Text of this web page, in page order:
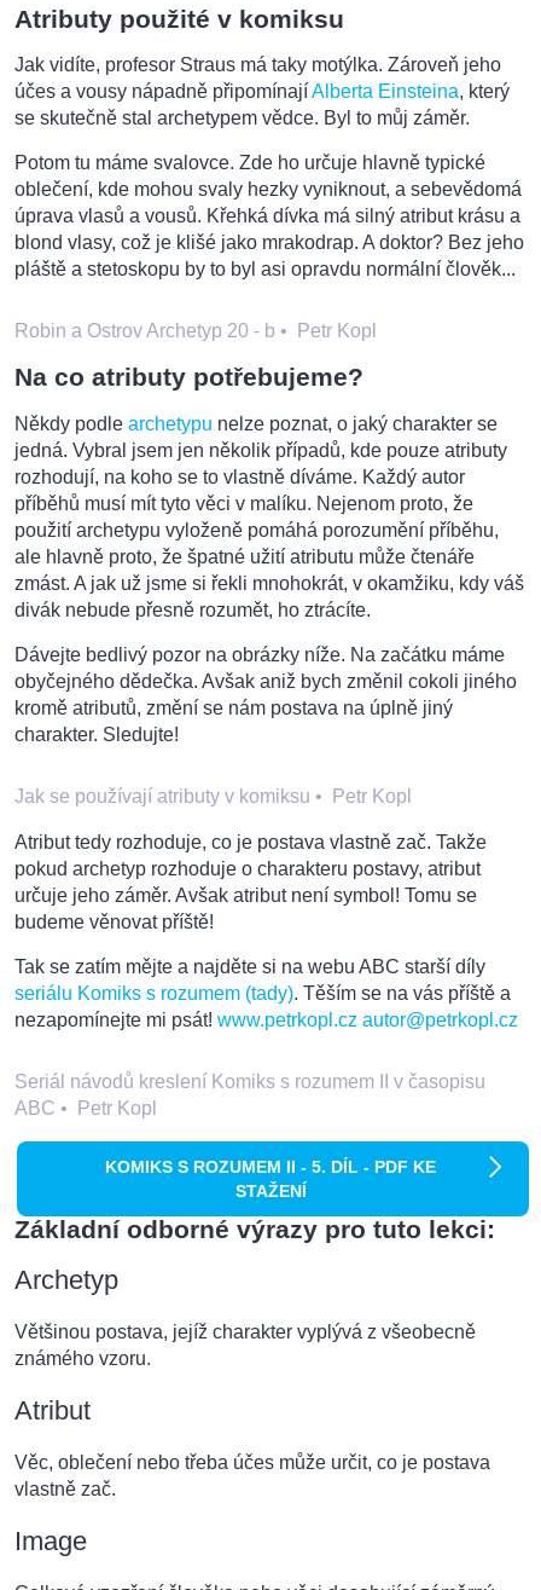
Atributy použité v komiksu
Jak vidíte, profesor Straus má taky motýlka. Zároveň jeho
účes a vousy nápadně připomínajíAlberta Einsteina, který
se skutečně stal archetypem vědce. Byl to můj záměr.
Potom tu máme svalovce. Zde ho určuje hlavně typické
oblečení, kde mohou svaly hezky vyniknout, a sebevědomá
úprava vlasů a vousů. Křehká dívka má silný atribut krásu a
blond vlasy, což je klišé jako mrakodrap. A doktor? Bez jeho
pláště a stetoskopu by to byl asi opravdu normální člověk...
Robin a Ostrov Archetyp 20 - b • Petr Kopl
Na co atributy potřebujeme?
Někdy podle archetypu nelze poznat, o jaký charakter se
jedná. Vybral jsem jen několik případů, kde pouze atributy
rozhodují, na koho se to vlastně díváme. Každý autor
příběhů musí mít tyto věci v malíku. Nejenom proto, že
použití archetypu vyloženě pomáhá porozumění příběhu,
ale hlavně proto, že špatné užití atributu může čtenáře
zmást. A jak už jsme si řekli mnohokrát, v okamžiku, kdy váš
divák nebude přesně rozumět, ho ztrácíte.
Dávejte bedlivý pozor na obrázky níže. Na začátku máme
obyčejného dědečka. Avšak aniž bych změnil cokoli jiného
kromě atributů, změní se nám postava na úplně jiný
charakter. Sledujte!
Jak se používají atributy v komiksu • Petr Kopl
Atribut tedy rozhoduje, co je postava vlastně zač. Takže
pokud archetyp rozhoduje o charakteru postavy, atribut
určuje jeho záměr. Avšak atribut není symbol! Tomu se
budeme věnovat příště!
Tak se zatím mějte a najděte si na webu ABC starší díly
seriálu Komiks s rozumem (tady). Těším se na vás příště a
nezapomínejte mi psát! www.petrkopl.cz autor@petrkopl.cz
Seriál návodů kreslení Komiks s rozumem II v časopisu
ABC • Petr Kopl
KOMIKS S ROZUMEM II - 5. DÍL - PDF KE
STAŽENÍ
Základní odborné výrazy pro tuto lekci:
Archetyp
Většinou postava, jejíž charakter vyplývá z všeobecně
známého vzoru.
Atribut
Věc, oblečení nebo třeba účes může určit, co je postava
vlastně zač.
Image